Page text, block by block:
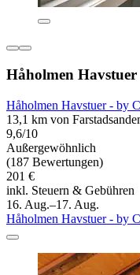
Håholmen
Håholmen Havstuer - by
13,1 km von
9,6/10
Außergewöhnlich
(187 Bewertungen)
201 €
inkl. Steuern & Gebühren
16. Aug.–17. Aug.
Håholmen Havstuer - by